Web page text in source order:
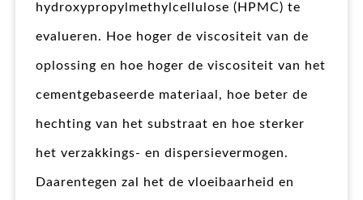
hydroxypropylmethylcellulose (HPMC) te
evalueren. Hoe hoger de viscositeit van de
oplossing en hoe hoger de viscositeit van het
cementgebaseerde materiaal, hoe beter de
hechting van het substraat en hoe sterker
het verzakkings- en dispersievermogen.
Daarentegen zal het de vloeibaarheid en